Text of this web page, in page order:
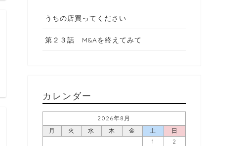
うちの店買ってください
第２３話 M&Aを終えてみて
カレンダー
2026年8月
月
火 水 木 金 土
日
1
2